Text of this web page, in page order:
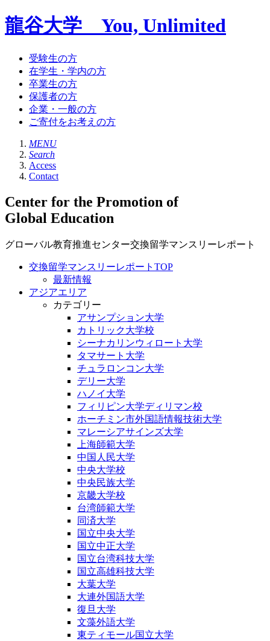
龍谷大学 You, Unlimited
受験生の方
在学生・学内の方
卒業生の方
保護者の方
企業・一般の方
ご寄付をお考えの方
MENU
Search
Access
Contact
Center for the Promotion of
Global Education
グローバル教育推進センター交換留学マンスリーレポート
交換留学マンスリーレポートTOP
最新情報
アジアエリア
カテゴリー
アサンプション大学
カトリック大学校
シーナカリンウィロート大学
タマサート大学
チュラロンコン大学
デリー大学
ハノイ大学
フィリピン大学ディリマン校
ホーチミン市外国語情報技術大学
マレーシアサインズ大学
上海師範大学
中国人民大学
中央大学校
中央民族大学
京畿大学校
台湾師範大学
同済大学
国立中央大学
国立中正大学
国立台湾科技大学
国立高雄科技大学
大葉大学
大連外国語大学
復旦大学
文藻外語大学
東ティモール国立大学